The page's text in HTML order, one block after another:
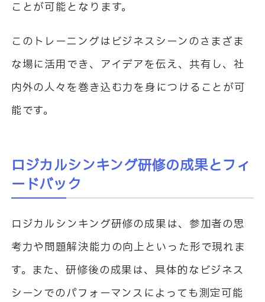
ことが可能となります。
このトレーニングはビジネスシーンのさまざま
な場に活用でき、アイデアを伝え、共有し、社
内外の人々を巻き込む力を身につけることが可
能です。
ロジカルシンキング研修の成果とフィ
ードバック
ロジカルシンキング研修の成果は、参加者の思
考力や問題解決能力の向上といった形で現れま
す。また、研修後の成果は、具体的なビジネス
シーンでのパフォーマンスによっても測定可能